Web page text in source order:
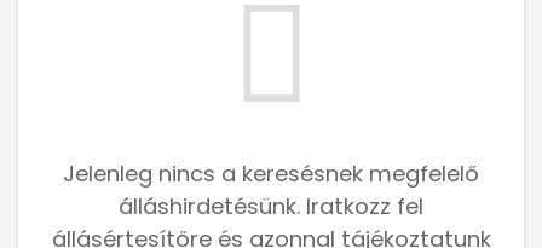
Jelenleg nincs a keresésnek megfelelő
álláshirdetésünk. Iratkozz fel
állásértesítőre és azonnal tájékoztatunk